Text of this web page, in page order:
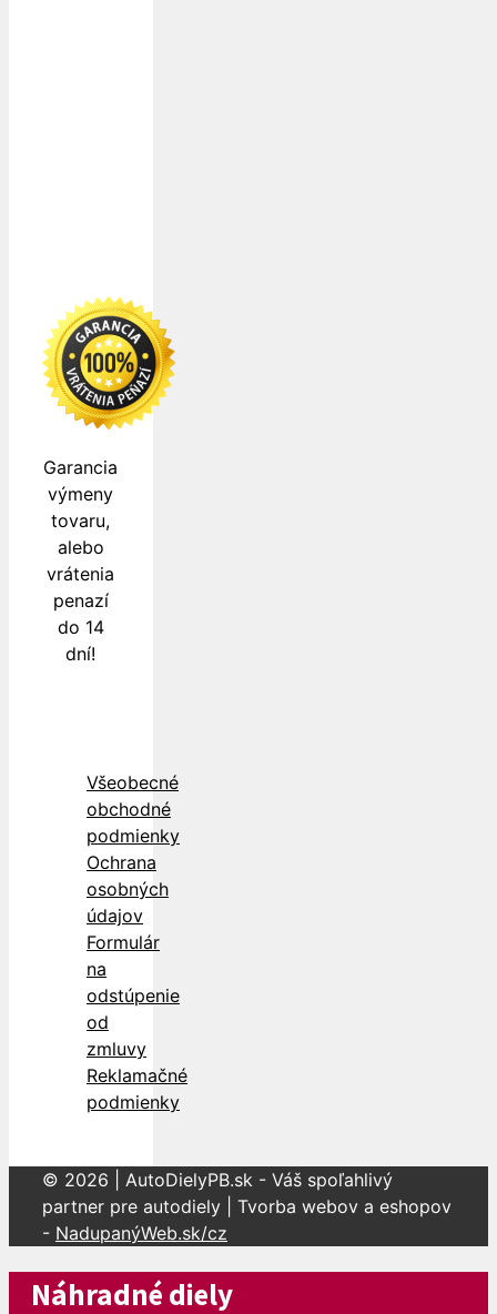
Garancia
výmeny
tovaru,
alebo
vrátenia
penazí
do 14
dní!
Všeobecné
obchodné
podmienky
Ochrana
osobných
údajov
Formulár
na
odstúpenie
od
zmluvy
Reklamačné
podmienky
© 2026 | AutoDielyPB.sk - Váš spoľahlivý
partner pre autodiely | Tvorba webov a eshopov
- NadupanýWeb.sk/cz
Náhradné diely